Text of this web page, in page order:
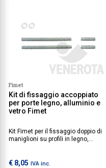
Fimet
Kit di fissaggio accoppiato
per porte legno, alluminio e
vetro Fimet
Kit Fimet per il fissaggio doppio di
maniglioni su profili in legno,
€ 8,05 IVA inc.